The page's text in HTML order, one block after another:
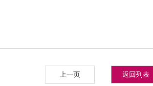
上一页 返回列表